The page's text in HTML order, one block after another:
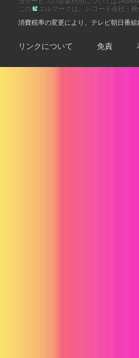
この
エルマークは、レコード会社・
消費税率の変更により、テレビ朝日番
リンクについて 免責